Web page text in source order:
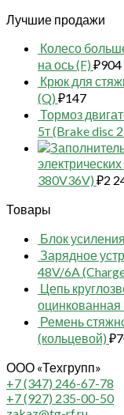
Лучшие продажи
Колесо
на ось (F) ₽904
Крюк для
(Q) ₽147
Тормоз
5т (Brake disc
380V36V) ₽2
Товары
Блок
Зарядное
48V/6A
Цепь
Ремень
(кольцевой) ₽
ООО «Техгрупп»
+7 (347) 246-67-78
+7 (927) 235-00-50